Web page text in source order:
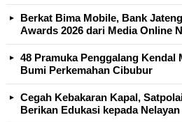
Berkat Bima Mobile, Bank
Awards 2026 dari Media Online
48 Pramuka Penggalang Kendal
Bumi Perkemahan Cibubur
Cegah Kebakaran Kapal,
Berikan Edukasi kepada Nelayan